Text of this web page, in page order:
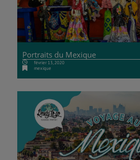
Portraits du Mexique
février 13, 2020
mexique